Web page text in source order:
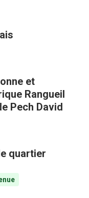
et
Rangueil
Pech David
quartier